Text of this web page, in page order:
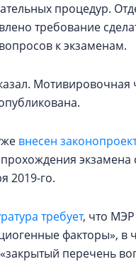
процедур.
требование
к экзаменам.
Мотивировочная
внесен законопроект
экзамена
2019-го.
требует, что МЭР
факторы», в
перечень